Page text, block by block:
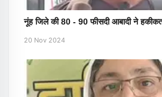
नूंह जिले की 80 - 90 फीसदी आबादी ने
20 Nov 2024